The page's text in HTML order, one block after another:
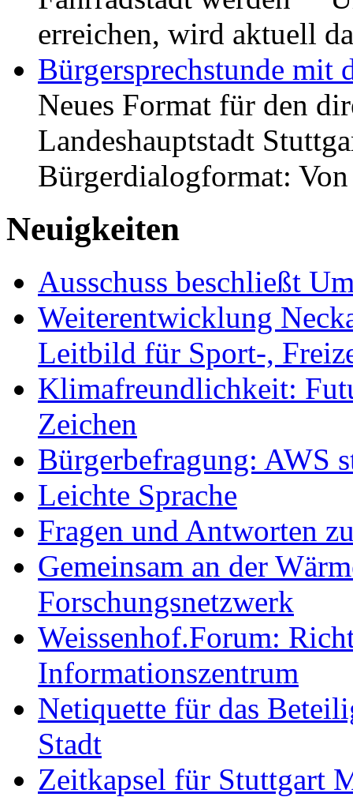
erreichen, wird aktuell
Bürgersprechstunde mit
Neues Format für den
Landeshauptstadt
Bürgerdialogformat:
Neuigkeiten
Ausschuss beschließt
Weiterentwicklung
Leitbild für Sport-,
Klimafreundlichkeit:
Zeichen
Bürgerbefragung: AWS
Leichte Sprache
Fragen und Antworten
Gemeinsam an der
Forschungsnetzwerk
Weissenhof.Forum:
Informationszentrum
Netiquette für das
Stadt
Zeitkapsel für Stuttgart